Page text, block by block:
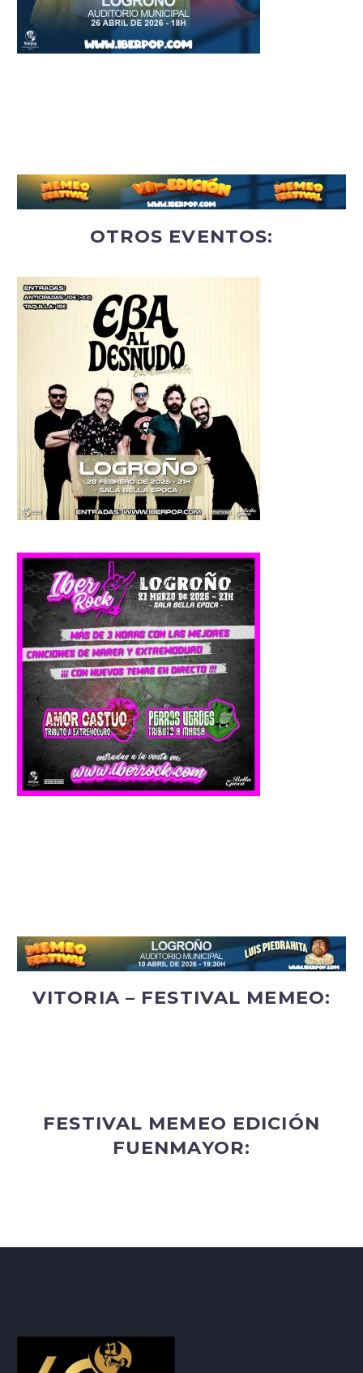
OTROS EVENTOS:
VITORIA – FESTIVAL MEMEO:
FESTIVAL MEMEO EDICIÓN
FUENMAYOR: